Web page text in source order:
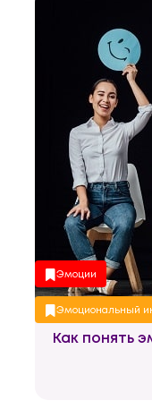
Эмоции
Эмоциональный
Как понять